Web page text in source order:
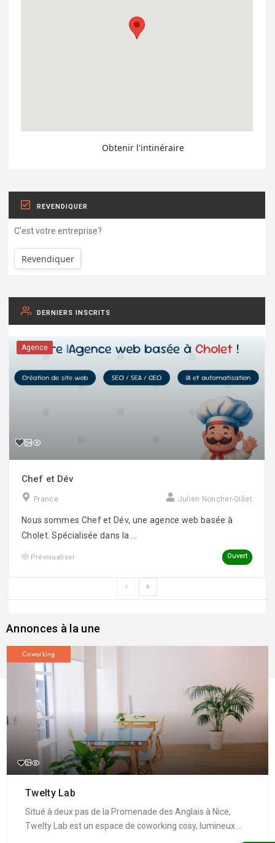
Obtenir l'intinéraire
REVENDIQUER
C'est votre entreprise?
Revendiquer
DERNIERS INSCRITS
Agence
Chef et Dév
France Julien Noncher-Gillet
Nous sommes Chef et Dév, une agence web basée à
Cholet. Spécialisée dans la ...
Prévisualiser Ouvert
Annonces à la une
Coworking
Twelty Lab
Situé à deux pas de la Promenade des Anglais à Nice,
Twelty Lab est un espace de coworking cosy, lumineux ...